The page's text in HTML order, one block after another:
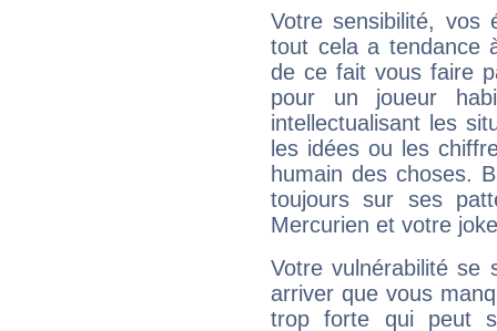
Votre sensibilité,
tout cela a tendance
de ce fait vous faire
pour un joueur
intellectualisant les
les idées ou les
humain des choses.
toujours sur ses
Mercurien et votre
Votre vulnérabilité se
arriver que vous
trop forte qui peut